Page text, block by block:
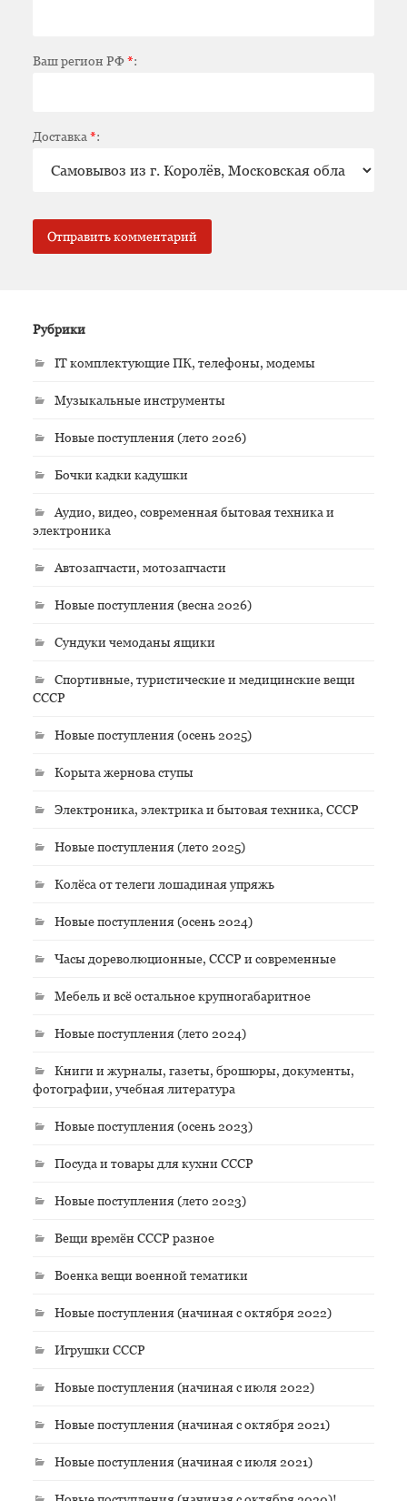
Ваш регион РФ*:
Доставка *:
Рубрики
IT комплектующие ПК, телефоны, модемы
Музыкальные инструменты
Новые поступления (лето 2026)
Бочки кадки кадушки
Аудио, видео, современная бытовая техника и
электроника
Автозапчасти, мотозапчасти
Новые поступления (весна 2026)
Сундуки чемоданы ящики
Спортивные, туристические и медицинские вещи
СССР
Новые поступления (осень 2025)
Корыта жернова ступы
Электроника, электрика и бытовая техника, СССР
Новые поступления (лето 2025)
Колёса от телеги лошадиная упряжь
Новые поступления (осень 2024)
Часы дореволюционные, СССР и современные
Мебель и всё остальное крупногабаритное
Новые поступления (лето 2024)
Книги и журналы, газеты, брошюры, документы,
фотографии, учебная литература
Новые поступления (осень 2023)
Посуда и товары для кухни СССР
Новые поступления (лето 2023)
Вещи времён СССР разное
Военка вещи военной тематики
Новые поступления (начиная с октября 2022)
Игрушки СССР
Новые поступления (начиная с июля 2022)
Новые поступления (начиная с октября 2021)
Новые поступления (начиная с июля 2021)